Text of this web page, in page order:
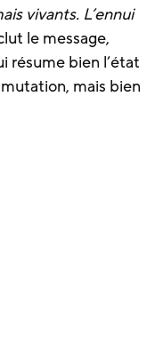
vivants. L’ennui
le message,
résume bien l’état
mais bien